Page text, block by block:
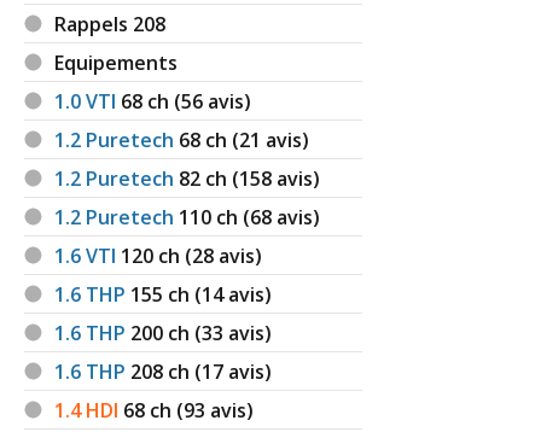
Rappels 208
Equipements
1.0 VTI 68 ch (56 avis)
1.2 Puretech 68 ch (21 avis)
1.2 Puretech 82 ch (158 avis)
1.2 Puretech 110 ch (68 avis)
1.6 VTI 120 ch (28 avis)
1.6 THP 155 ch (14 avis)
1.6 THP 200 ch (33 avis)
1.6 THP 208 ch (17 avis)
1.4 HDI 68 ch (93 avis)